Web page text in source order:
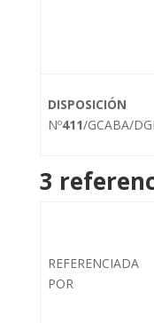
DISPOSICIÓN
Nº411/GCABA/
3
REFERENCIADA
POR